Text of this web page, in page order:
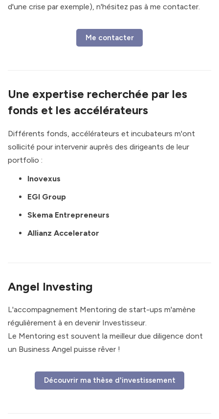
d'une crise par exemple), n'hésitez pas à me contacter.
Me contacter
Une expertise recherchée par les
fonds et les accélérateurs
Différents fonds, accélérateurs et incubateurs m'ont
sollicité pour intervenir auprès des dirigeants de leur
portfolio :
Inovexus
EGI Group
Skema Entrepreneurs
Allianz Accelerator
Angel Investing
L'accompagnement Mentoring de start-ups m'amène
régulièrement à en devenir Investisseur.
Le Mentoring est souvent la meilleur due diligence dont
un Business Angel puisse rêver !
Découvrir ma thèse d'investissement